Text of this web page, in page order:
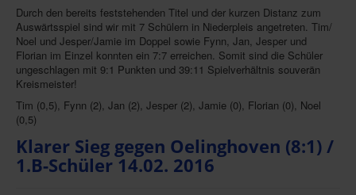
Gastmannschaft
Interessenten
Archiv
Kontakt
Datenschutz
Durch den bereits feststehenden Titel und der kurzen Distanz zum
Auswärtsspiel sind wir mit 7 Schülern in Niederpleis angetreten. Tim/
Noel und Jesper/Jamie im Doppel sowie Fynn, Jan, Jesper und
Florian im Einzel konnten ein 7:7 erreichen. Somit sind die Schüler
ungeschlagen mit 9:1 Punkten und 39:11 Spielverhältnis souverän
Kreismeister!
Tim (0,5), Fynn (2), Jan (2), Jesper (2), Jamie (0), Florian (0), Noel
(0,5)
Klarer Sieg gegen Oelinghoven (8:1) /
1.B-Schüler 14.02. 2016